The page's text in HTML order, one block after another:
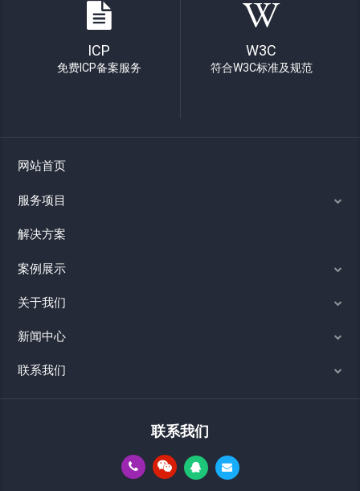
ICP
免费ICP备案服务
W3C
符合W3C标准及规范
网站首页
服务项目
解决方案
案例展示
关于我们
新闻中心
联系我们
联系我们